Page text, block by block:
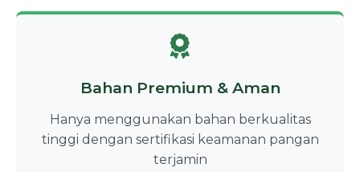
Bahan Premium & Aman
Hanya menggunakan bahan berkualitas
tinggi dengan sertifikasi keamanan pangan
terjamin